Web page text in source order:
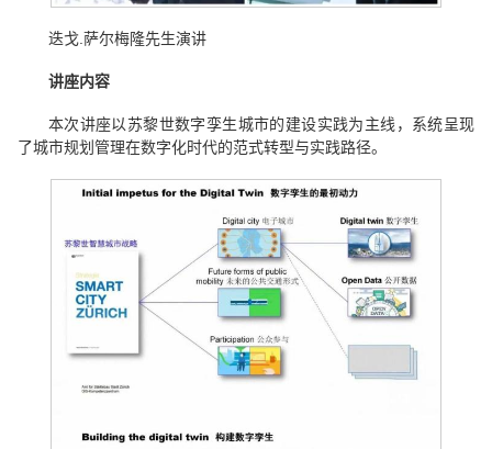
迭戈.萨尔梅隆先生演讲
讲座内容
本次讲座以苏黎世数字孪生城市的建设实践为主线，系统呈现
了城市规划管理在数字化时代的范式转型与实践路径。